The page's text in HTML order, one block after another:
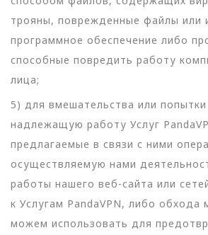
трояны, поврежденные файлы или
программное обеспечение либо
способные повредить работу
лица;
5) для вмешательства или
надлежащую работу Услуг
предлагаемые в связи с ними
осуществляемую нами
работы нашего веб-сайта или
к Услугам PandaVPN, либо
можем использовать для